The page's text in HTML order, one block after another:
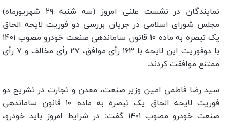
نمایندگان در نشست علنی امروز (سه شنبه ۲۹ شهریورماه)
مجلس شورای اسلامی در جریان بررسی دو فوریت لایحه الحاق
یک تبصره به ماده ۱۰ قانون ساماندهی صنعت خودرو مصوب ۱۴۰۱
با دوفوریت این لایحه با ۱۶۳ رأی موافق، ۲۷ رأی مخالف و ۷ رأی
ممتنع موافقت کردند.
سید رضا فاطمی امین وزیر صنعت، معدن و تجارت در تشریح دو
فوریت لایحه الحاق یک تبصره به ماده ۱۰ قانون ساماندهی
صنعت خودرو مصوب ۱۴۰۱ گفت: در شرایط امروز باید خودرو،